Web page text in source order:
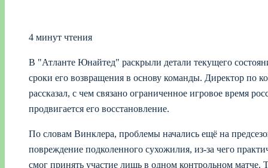
4 минут чтения
В "Атланте Юнайтед" раскрыли детали текущего
сроки его возвращения в основу команды. Директор по
рассказал, с чем связано ограниченное игровое время
продвигается его восстановление.
По словам Винклера, проблемы начались ещё на
повреждение подколенного сухожилия, из‑за чего
смог принять участие лишь в одном контрольном матче.